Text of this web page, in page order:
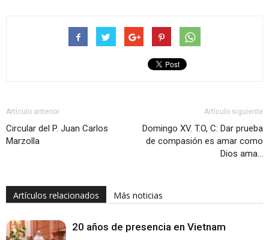
Artículo anterior
Circular del P. Juan Carlos
Marzolla
Artículo siguiente
Domingo XV. T.O, C: Dar prueba
de compasión es amar como
Dios ama…
Artículos relacionados Más noticias
20 años de presencia en Vietnam